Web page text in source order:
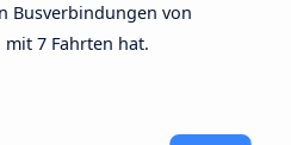
Busverbindungen von
7 Fahrten hat.